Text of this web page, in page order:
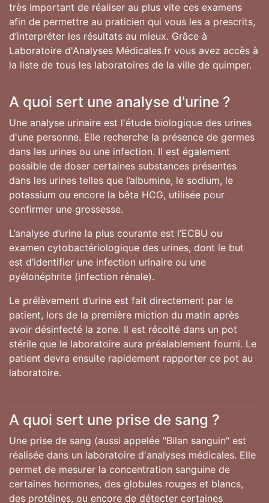
très important de réaliser au plus vite ces examens
afin de permettre au praticien qui vous les a prescrits,
d’interpréter les résultats au mieux. Grâce à
Laboratoire d'Analyses Médicales.fr vous avez accès à
la liste de tous les laboratoires de la ville de quimper.
A quoi sert une analyse d'urine ?
Une analyse urinaire est l'étude biologique des urines
d'une personne. Elle recherche la présence de germes
dans les urines ou une infection. Il est également
possible de doser certaines substances présentes
dans les urines telles que l’albumine, le sodium, le
potassium ou encore la bêta HCG, utilisée pour
confirmer une grossesse.
L’analyse d’urine la plus courante est l’ECBU ou
examen cytobactériologique des urines, dont le but
est d’identifier une infection urinaire ou une
pyélonéphrite (infection rénale).
Le prélèvement d’urine est fait directement par le
patient, lors de la première miction du matin après
avoir désinfecté la zone. Il est récolté dans un pot
stérile que le laboratoire aura préalablement fourni. Le
patient devra ensuite rapidement rapporter ce pot au
laboratoire.
A quoi sert une prise de sang ?
Une prise de sang (aussi appelée "Bilan sanguin" est
réalisée dans un laboratoire d'analyses médicales. Elle
permet de mesurer la concentration sanguine de
certaines hormones, des globules rouges et blancs,
des protéines, ou encore de détecter certaines